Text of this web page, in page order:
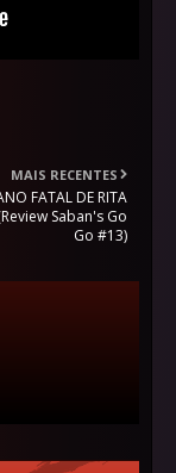
MAIS RECENTES
FATAL DE RITA
Saban's Go
Go #13)